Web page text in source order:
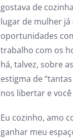
gostava de
lugar de mulher
oportunidades
trabalho com os
há, talvez, sobre
estigma de
nos libertar e
Eu cozinho, amo
ganhar meu